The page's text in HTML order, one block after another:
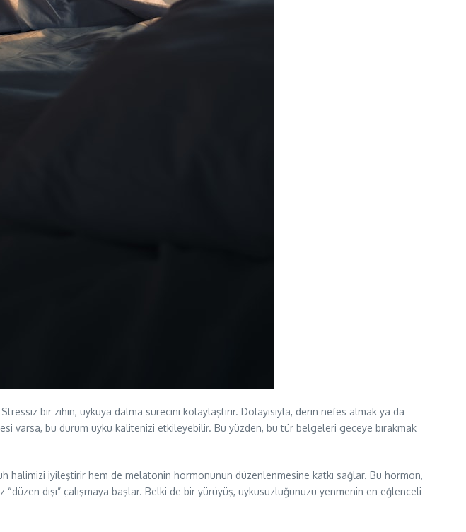
bir zihin, uykuya dalma sürecini kolaylaştırır. Dolayısıyla, derin nefes almak ya da
varsa, bu durum uyku kalitenizi etkileyebilir. Bu yüzden, bu tür belgeleri geceye bırakmak
halimizi iyileştirir hem de melatonin hormonunun düzenlenmesine katkı sağlar. Bu hormon,
dışı” çalışmaya başlar. Belki de bir yürüyüş, uykusuzluğunuzu yenmenin en eğlenceli